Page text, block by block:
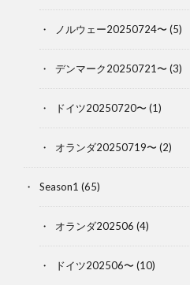
ノルウェー20250724〜 (5)
デンマーク20250721〜 (3)
ドイツ20250720〜 (1)
オランダ20250719〜 (2)
Season1 (65)
オランダ202506 (4)
ドイツ202506〜 (10)